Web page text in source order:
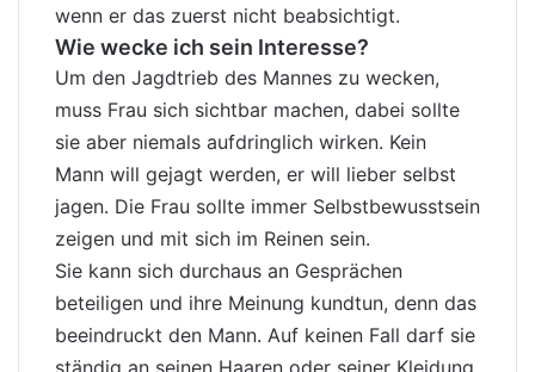
wenn er das zuerst nicht beabsichtigt.
Wie wecke ich sein Interesse?
Um den Jagdtrieb des Mannes zu wecken,
muss Frau sich sichtbar machen, dabei sollte
sie aber niemals aufdringlich wirken. Kein
Mann will gejagt werden, er will lieber selbst
jagen. Die Frau sollte immer Selbstbewusstsein
zeigen und mit sich im Reinen sein.
Sie kann sich durchaus an Gesprächen
beteiligen und ihre Meinung kundtun, denn das
beeindruckt den Mann. Auf keinen Fall darf sie
ständig an seinen Haaren oder seiner Kleidung